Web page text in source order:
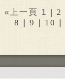
«上一頁 1 | 2
8 | 9 | 10 |